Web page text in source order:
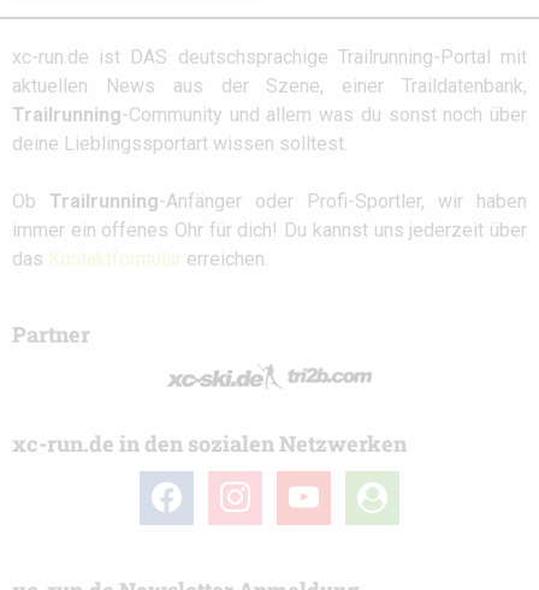
xc-run.de ist DAS deutschsprachige Trailrunning-Portal mit
aktuellen News aus der Szene, einer Traildatenbank,
Trailrunning-Community und allem was du sonst noch über
deine Lieblingssportart wissen solltest.
Ob Trailrunning-Anfänger oder Profi-Sportler, wir haben
immer ein offenes Ohr für dich! Du kannst uns jederzeit über
das Kontaktformular erreichen.
Partner
xc-run.de in den sozialen Netzwerken
facebook instagramyoutube
user-
circle